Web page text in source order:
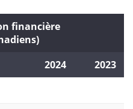
financière
2024
2023